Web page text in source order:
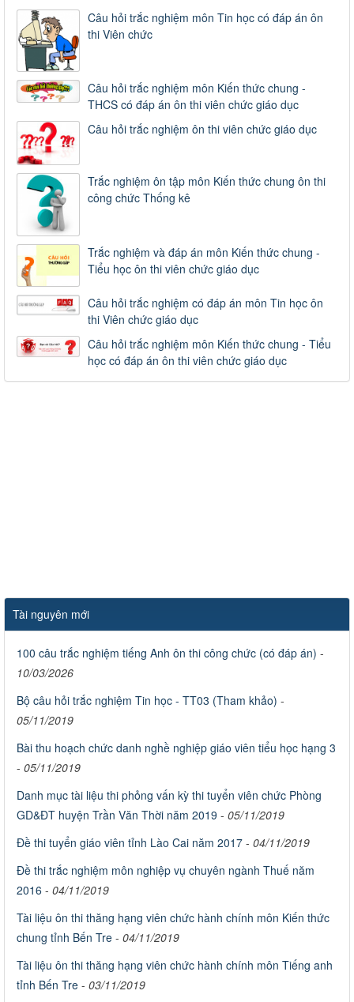
Câu hỏi trắc nghiệm môn Tin học có đáp án ôn
thi Viên chức
Câu hỏi trắc nghiệm môn Kiến thức chung -
THCS có đáp án ôn thi viên chức giáo dục
Câu hỏi trắc nghiệm ôn thi viên chức giáo dục
Trắc nghiệm ôn tập môn Kiến thức chung ôn thi
công chức Thống kê
Trắc nghiệm và đáp án môn Kiến thức chung -
Tiểu học ôn thi viên chức giáo dục
Câu hỏi trắc nghiệm có đáp án môn Tin học ôn
thi Viên chức giáo dục
Câu hỏi trắc nghiệm môn Kiến thức chung - Tiểu
học có đáp án ôn thi viên chức giáo dục
Tài nguyên mới
100 câu trắc nghiệm tiếng Anh ôn thi công chức (có đáp án) -
10/03/2026
Bộ câu hỏi trắc nghiệm Tin học - TT03 (Tham khảo) -
05/11/2019
Bài thu hoạch chức danh nghề nghiệp giáo viên tiểu học hạng 3
- 05/11/2019
Danh mục tài liệu thi phỏng vấn kỳ thi tuyển viên chức Phòng
GD&ĐT huyện Trần Văn Thời năm 2019 - 05/11/2019
Đề thi tuyển giáo viên tỉnh Lào Cai năm 2017 - 04/11/2019
Đề thi trắc nghiệm môn nghiệp vụ chuyên ngành Thuế năm
2016 - 04/11/2019
Tài liệu ôn thi thăng hạng viên chức hành chính môn Kiến thức
chung tỉnh Bến Tre - 04/11/2019
Tài liệu ôn thi thăng hạng viên chức hành chính môn Tiếng anh
tỉnh Bến Tre - 03/11/2019